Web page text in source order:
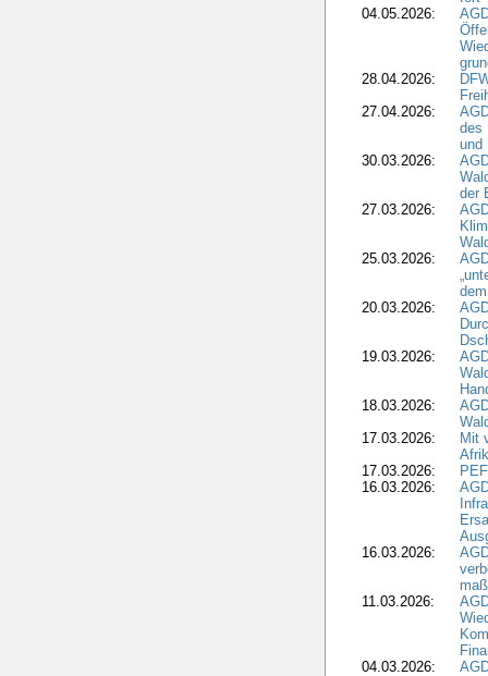
04.05.2026:
28.04.2026:
27.04.2026:
des
und
30.03.2026:
der
27.03.2026:
25.03.2026:
20.03.2026:
19.03.2026:
18.03.2026:
17.03.2026:
Mit
17.03.2026:
16.03.2026:
16.03.2026:
11.03.2026:
04.03.2026: